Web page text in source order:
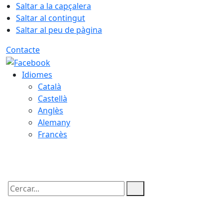
Saltar a la capçalera
Saltar al contingut
Saltar al peu de pàgina
Contacte
Idiomes
Català
Castellà
Anglès
Alemany
Francès
Cercar: